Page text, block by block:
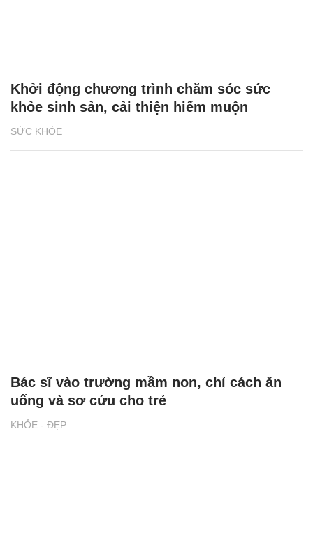
SỨC KHỎE
Khởi động chương trình chăm sóc sức
khỏe sinh sản, cải thiện hiếm muộn
KHỎE - ĐẸP
Bác sĩ vào trường mầm non, chỉ cách ăn
uống và sơ cứu cho trẻ